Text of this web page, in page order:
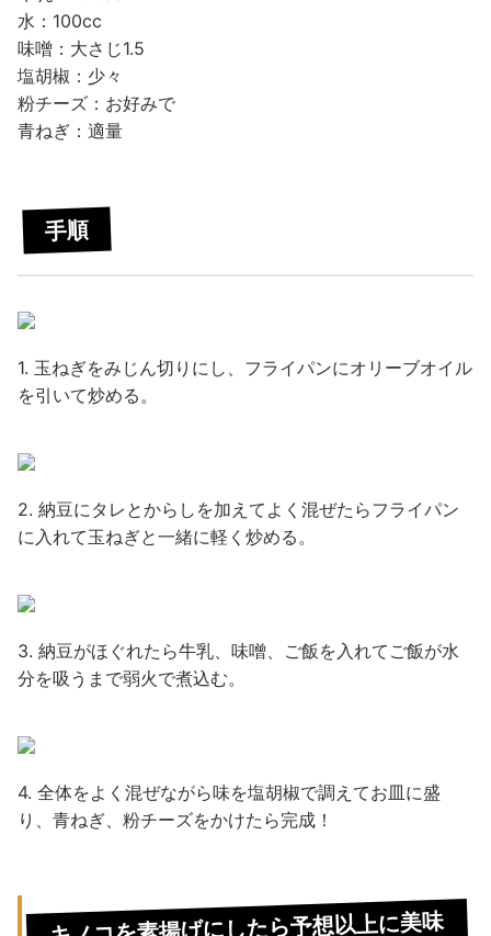
水：100cc
味噌：大さじ1.5
塩胡椒：少々
粉チーズ：お好みで
青ねぎ：適量
手順
1. 玉ねぎをみじん切りにし、フライパンにオリーブオイル
を引いて炒める。
2. 納豆にタレとからしを加えてよく混ぜたらフライパン
に入れて玉ねぎと一緒に軽く炒める。
3. 納豆がほぐれたら牛乳、味噌、ご飯を入れてご飯が水
分を吸うまで弱火で煮込む。
4. 全体をよく混ぜながら味を塩胡椒で調えてお皿に盛
り、青ねぎ、粉チーズをかけたら完成！